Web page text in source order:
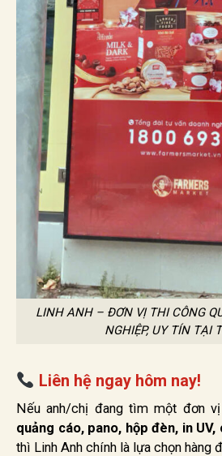
LINH ANH – ĐƠN VỊ THI CÔNG
NGHIỆP, UY TÍN TẠI
Liên hệ ngay hôm nay!
Nếu anh/chị đang tìm một đơn vị
quảng cáo, pano, hộp đèn, in
thì Linh Anh chính là lựa chọn hàng